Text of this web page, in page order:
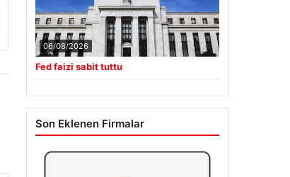
06/08/2026
Fed faizi sabit tuttu
Son Eklenen Firmalar